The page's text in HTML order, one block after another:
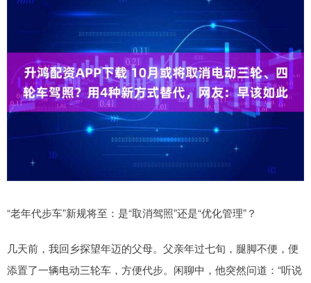
“老年代步车”新规将至：是“取消驾照”还是“优化管理”？
几天前，我回乡探望年迈的父母。父亲年过七旬，腿脚不便，便
添置了一辆电动三轮车，方便代步。闲聊中，他突然问道：“听说